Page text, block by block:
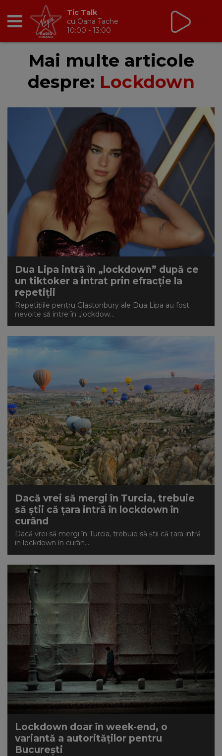
RADIO
BREAKFAST
TIC TALK
HOT 30
DANCEFLOOR CHART
RADIO ACADEMY
NEWS
CONTUL MEU
Tic Talk
cu Oana Tache
10:00 - 13:00
Mai multe articole
despre: Lockdown
Dua Lipa intră în „lockdown” după ce
un tiktoker a intrat prin efracție la
repetiții
Repetițiile pentru Glastonbury ale Dua Lipa au fost
nevoite să intre în „lockdow...
Dacă vrei să mergi în Turcia, trebuie
să știi că țara intră în lockdown în
curând
Dacă vrei să mergi în Turcia, trebuie să știi că țara intră
în lockdown în curân...
Lockdown doar în week-end, o
variantă a autorităților pentru
București